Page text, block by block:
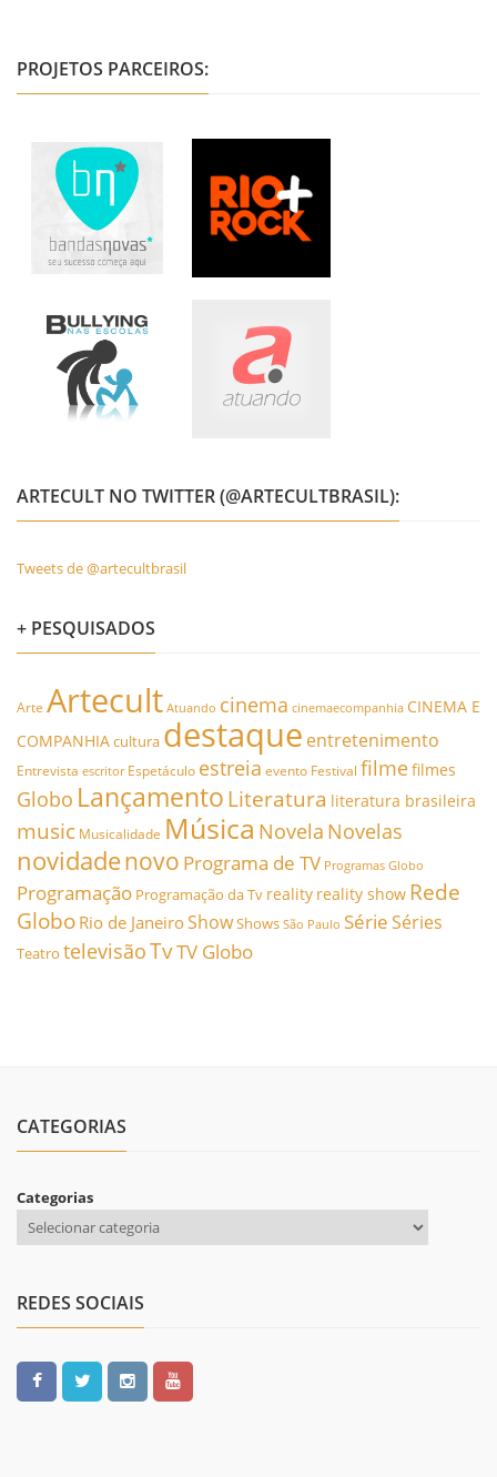
PROJETOS PARCEIROS:
ARTECULT NO TWITTER (@ARTECULTBRASIL):
Tweets de @artecultbrasil
+ PESQUISADOS
Arte Artecult Atuando cinema cinemaecompanhia CINEMA E
COMPANHIAcultura destaque entretenimento
Entrevista escritor Espetáculo estreia evento Festival filmefilmes
Globo Lançamento Literatura literatura brasileira
music Musicalidade Música Novela Novelas
novidadenovo Programa de TV Programas Globo
Programação Programação da Tv reality reality show Rede
Globo Rio de JaneiroShowShows São Paulo SérieSéries
Teatro televisãoTvTV Globo
CATEGORIAS
Categorias
REDES SOCIAIS